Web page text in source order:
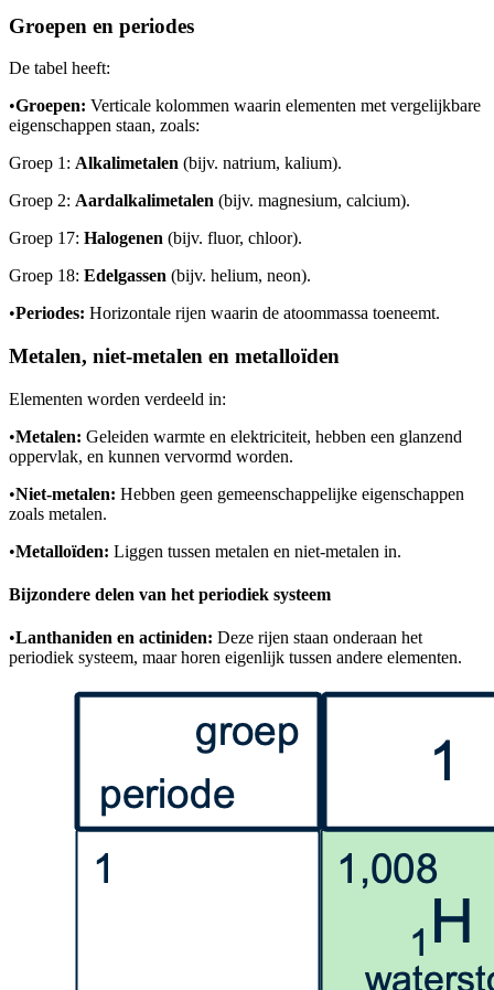
Groepen en periodes
De tabel heeft:
•Groepen: Verticale kolommen waarin elementen met vergelijkbare
eigenschappen staan, zoals:
Groep 1: Alkalimetalen (bijv. natrium, kalium).
Groep 2: Aardalkalimetalen (bijv. magnesium, calcium).
Groep 17: Halogenen (bijv. fluor, chloor).
Groep 18: Edelgassen (bijv. helium, neon).
•Periodes: Horizontale rijen waarin de atoommassa toeneemt.
Metalen, niet-metalen en metalloïden
Elementen worden verdeeld in:
•Metalen: Geleiden warmte en elektriciteit, hebben een glanzend
oppervlak, en kunnen vervormd worden.
•Niet-metalen: Hebben geen gemeenschappelijke eigenschappen
zoals metalen.
•Metalloïden: Liggen tussen metalen en niet-metalen in.
Bijzondere delen van het periodiek systeem
•Lanthaniden en actiniden: Deze rijen staan onderaan het
periodiek systeem, maar horen eigenlijk tussen andere elementen.